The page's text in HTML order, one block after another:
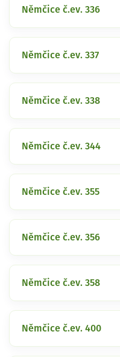
Němčice č.ev. 336
Němčice č.ev. 337
Němčice č.ev. 338
Němčice č.ev. 344
Němčice č.ev. 355
Němčice č.ev. 356
Němčice č.ev. 358
Němčice č.ev. 400